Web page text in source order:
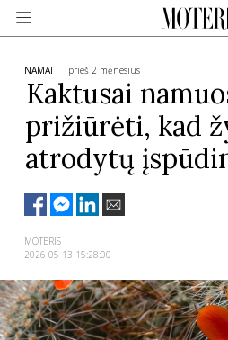
VEIDAI
MONARCHIJA
GROŽIS
SVEIKATA
NAMAI prieš 2 mėnesius
Kaktusai
prižiūrėti, kad
atrodytų
MOTERIS
2026-05-13 15:28:00